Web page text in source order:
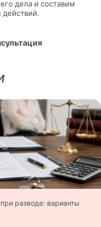
дела и составим
разводе: варианты